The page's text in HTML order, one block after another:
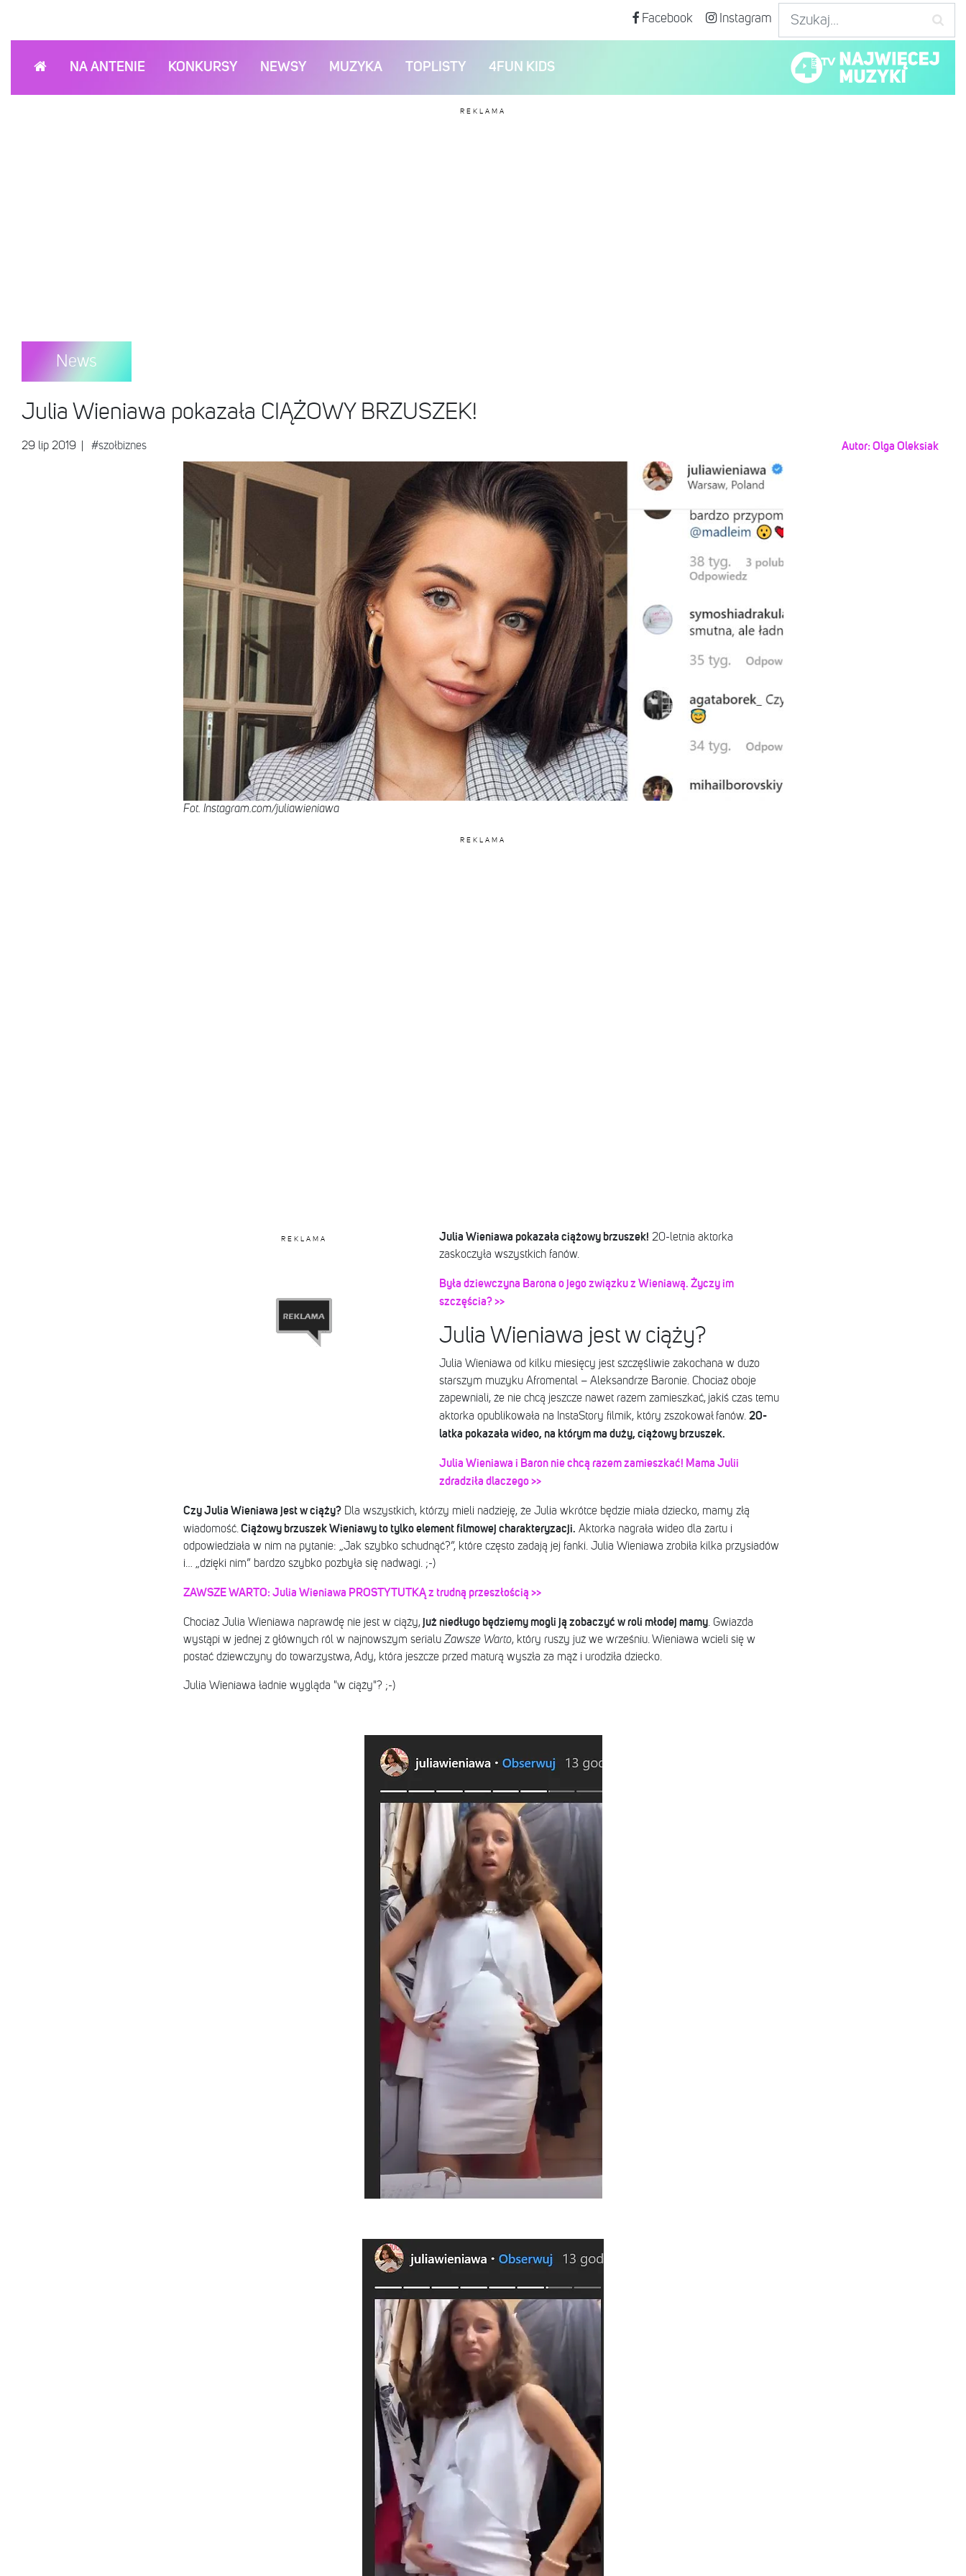
Facebook Instagram
NA ANTENIE KONKURSY NEWSY MUZYKA TOPLISTY 4FUN KIDS
REKLAMA
News
Julia Wieniawa pokazała CIĄŻOWY BRZUSZEK!
29 lip 2019 #szołbiznes Autor: Olga Oleksiak
Fot. Instagram.com/juliawieniawa
REKLAMA
REKLAMA Julia Wieniawa pokazała ciążowy brzuszek! 20-letnia aktorka
zaskoczyła wszystkich fanów.
Była dziewczyna Barona o jego związku z Wieniawą. Życzy im
szczęścia? >>
Julia Wieniawa jest w ciąży?
Julia Wieniawa od kilku miesięcy jest szczęśliwie zakochana w dużo
starszym muzyku Afromental – Aleksandrze Baronie. Chociaż oboje
zapewniali, że nie chcą jeszcze nawet razem zamieszkać, jakiś czas temu
aktorka opublikowała na InstaStory filmik, który zszokował fanów. 20-
latka pokazała wideo, na którym ma duży, ciążowy brzuszek.
Julia Wieniawa i Baron nie chcą razem zamieszkać! Mama Julii
zdradziła dlaczego >>
Czy Julia Wieniawa jest w ciąży?Dla wszystkich, którzy mieli nadzieję, że Julia wkrótce będzie miała dziecko, mamy złą
wiadomość. Ciążowy brzuszek Wieniawy to tylko element filmowej charakteryzacji. Aktorka nagrała wideo dla żartu i
odpowiedziała w nim na pytanie: „Jak szybko schudnąć?”, które często zadają jej fanki. Julia Wieniawa zrobiła kilka przysiadów
i… „dzięki nim” bardzo szybko pozbyła się nadwagi. ;-)
ZAWSZE WARTO: Julia Wieniawa PROSTYTUTKĄ z trudną przeszłością >>
Chociaż Julia Wieniawa naprawdę nie jest w ciąży,już niedługo będziemy mogli ją zobaczyć w roli młodej mamy. Gwiazda
wystąpi w jednej z głównych ról w najnowszym serialuZawsze Warto, który ruszy już we wrześniu. Wieniawa wcieli się w
postać dziewczyny do towarzystwa, Ady, która jeszcze przed maturą wyszła za mąż i urodziła dziecko.
Julia Wieniawa ładnie wygląda "w ciąży"? ;-)